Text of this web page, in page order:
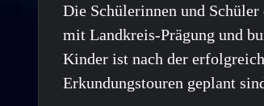
Die Schülerinnen und
mit Landkreis-Prägung und
Kinder ist nach der
Erkundungstouren geplant